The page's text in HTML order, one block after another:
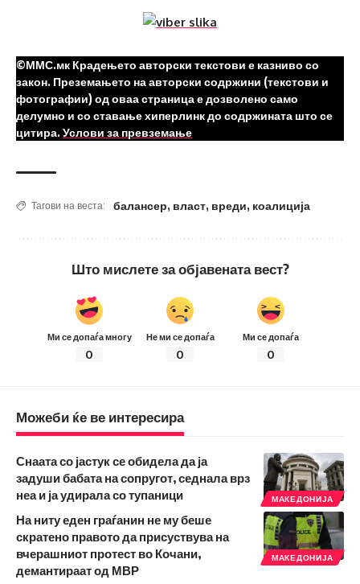
©ММС.мк Крадењето авторски текстови е казниво со
закон. Преземањето на авторски содржини (текстови и
фотографии) од оваа страница е дозволено само
делумно и со ставање хиперлинк до содржината што се
цитира. Услови за превземање
Тагови на веста: балансер, власт, вреди, коалиција
Што мислете за објавената вест?
Ми се допаѓа многу
0
Не ми се допаѓа
0
Ми се допаѓа
0
Можеби ќе ве интересира
МАКЕДОНИЈА
Снаата со јастук се обидела да ја
задуши бабата на сопругот, седнала врз
неа и ја удирала со тупаници
МАКЕДОНИЈА
На ниту еден граѓанин не му беше
скратено правото да присуствува на
вчерашниот протест во Кочани,
демантираат од МВР